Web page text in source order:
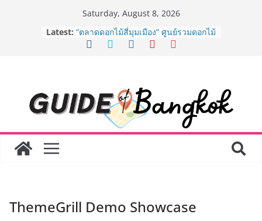
Saturday, August 8, 2026
Latest: BEDO เดินหน้าจัดกิจกรรมเจรจาธุรกิจ
“BIO TRADE CONNECT 2026” ยก
สด ดอกไม้ประดิษฐ์ พวงมาลัย และสังฆ
ภัณฑ์ครบวงจร ขอเชิญเลือกซื้อมาลัย
และของขวัญต้อนรับวันแม่ เปิดให้
บริการทุกวันตลอด 24 ชั่วโมง
Guangzhou Yinghao School เผยวิสัย
ประเทศ จัดประชุมใหญ่แห่งปี พบ CEO
ThemeGrill Demo Showcase